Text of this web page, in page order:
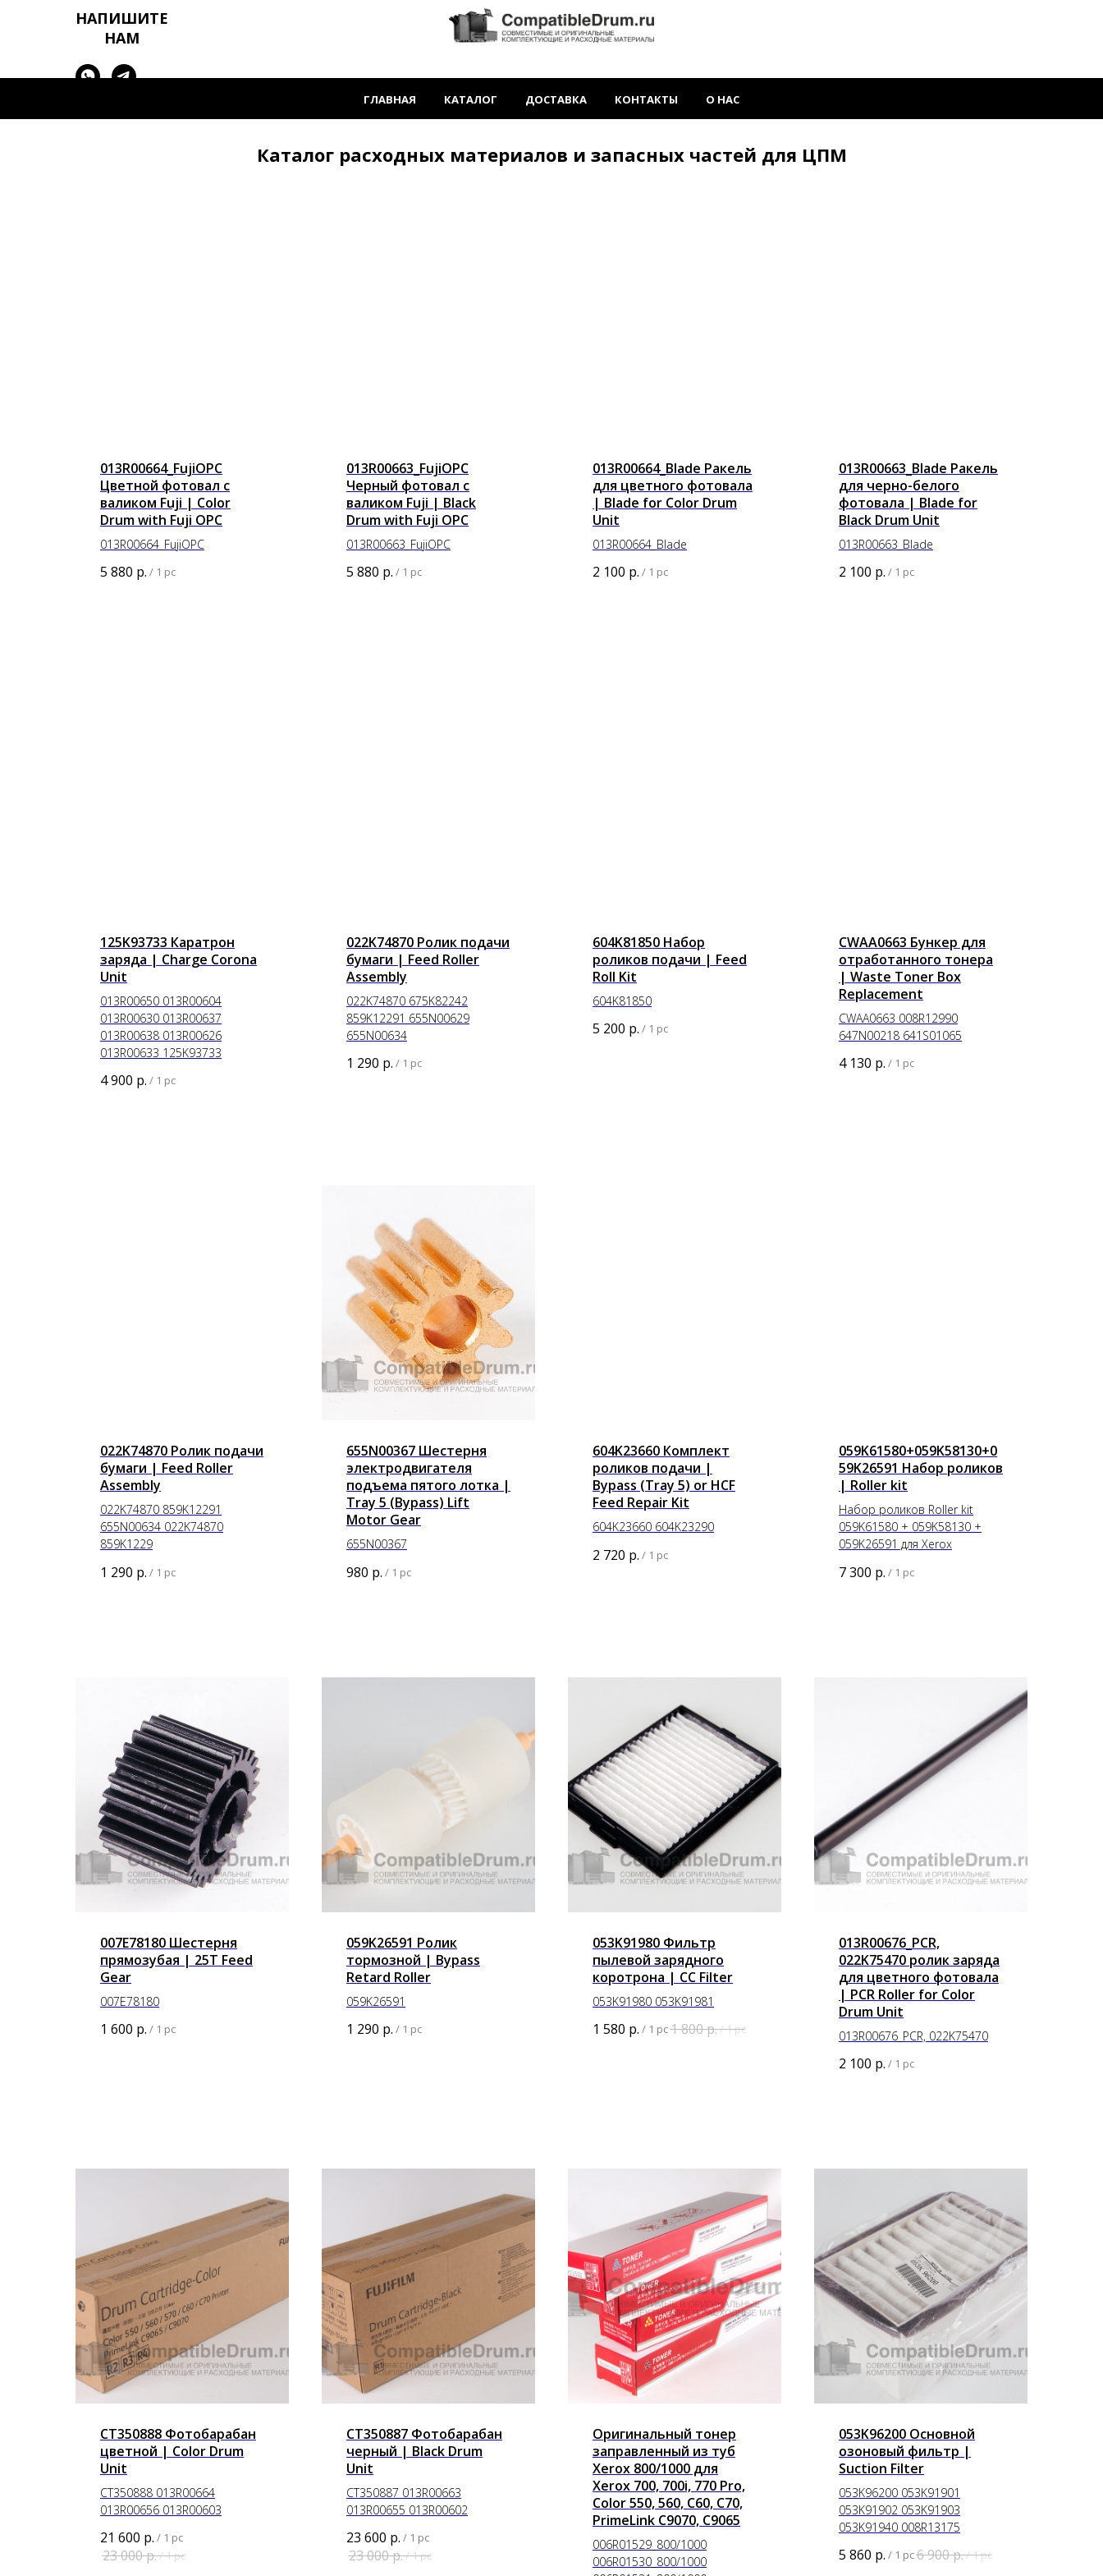
НАПИШИТЕ
НАМ
ГЛАВНАЯ КАТАЛОГ ДОСТАВКА КОНТАКТЫ О НАС
Каталог расходных материалов и запасных частей для ЦПМ
013R00664_FujiOPC
Цветной фотовал с
валиком Fuji | Color
Drum with Fuji OPC
013R00664_FujiOPC
5 880 р. / 1 pc
013R00663_FujiOPC
Черный фотовал с
валиком Fuji | Black
Drum with Fuji OPC
013R00663_FujiOPC
5 880 р. / 1 pc
013R00664_Blade Ракель
для цветного фотовала
| Blade for Color Drum
Unit
013R00664_Blade
2 100 р. / 1 pc
013R00663_Blade Ракель
для черно-белого
фотовала | Blade for
Black Drum Unit
013R00663_Blade
2 100 р. / 1 pc
125K93733 Каратрон
заряда | Charge Corona
Unit
013R00650 013R00604
013R00630 013R00637
013R00638 013R00626
013R00633 125K93733
4 900 р. / 1 pc
022K74870 Ролик подачи
бумаги | Feed Roller
Assembly
022K74870 675K82242
859K12291 655N00629
655N00634
1 290 р. / 1 pc
604K81850 Набор
роликов подачи | Feed
Roll Kit
604K81850
5 200 р. / 1 pc
CWAA0663 Бункер для
отработанного тонера
| Waste Toner Box
Replacement
CWAA0663 008R12990
647N00218 641S01065
4 130 р. / 1 pc
022K74870 Ролик подачи
бумаги | Feed Roller
Assembly
022K74870 859K12291
655N00634 022K74870
859K1229
1 290 р. / 1 pc
655N00367 Шестерня
электродвигателя
подъема пятого лотка |
Tray 5 (Bypass) Lift
Motor Gear
655N00367
980 р. / 1 pc
604K23660 Комплект
роликов подачи |
Bypass (Tray 5) or HCF
Feed Repair Kit
604K23660 604K23290
2 720 р. / 1 pc
059K61580+059K58130+0
59K26591 Набор роликов
| Roller kit
Набор роликов Roller kit
059K61580 + 059K58130 +
059K26591 для Xerox
7 300 р. / 1 pc
007E78180 Шестерня
прямозубая | 25T Feed
Gear
007E78180
1 600 р. / 1 pc
059K26591 Ролик
тормозной | Bypass
Retard Roller
059K26591
1 290 р. / 1 pc
053K91980 Фильтр
пылевой зарядного
коротрона | CC Filter
053K91980 053K91981
1 580 р. / 1 pc1 800р./1 pc
013R00676_PCR,
022K75470 ролик заряда
для цветного фотовала
| PCR Roller for Color
Drum Unit
013R00676_PCR, 022K75470
2 100 р. / 1 pc
CT350888 Фотобарабан
цветной | Color Drum
Unit
CT350888 013R00664
013R00656 013R00603
21 600 р. / 1 pc
23 000р./1 pc
CT350887 Фотобарабан
черный | Black Drum
Unit
CT350887 013R00663
013R00655 013R00602
23 600 р. / 1 pc
23 000р./1 pc
Оригинальный тонер
заправленный из туб
Xerox 800/1000 для
Xerox 700, 700i, 770 Pro,
Color 550, 560, C60, C70,
PrimeLink C9070, C9065
006R01529_800/1000
006R01530_800/1000
053K96200 Основной
озоновый фильтр |
Suction Filter
053K96200 053K91901
053K91902 053K91903
053K91940 008R13175
5 860 р. / 1 pc6 900р./1 pc